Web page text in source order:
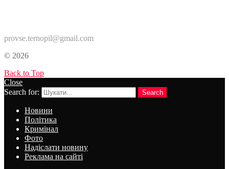
provse.ternopil@gmail.com
© 2026
Back to Top
Close
Search for:
Search
Новини
Політика
Кримінал
Фото
Надіслати новину
Реклама на сайті